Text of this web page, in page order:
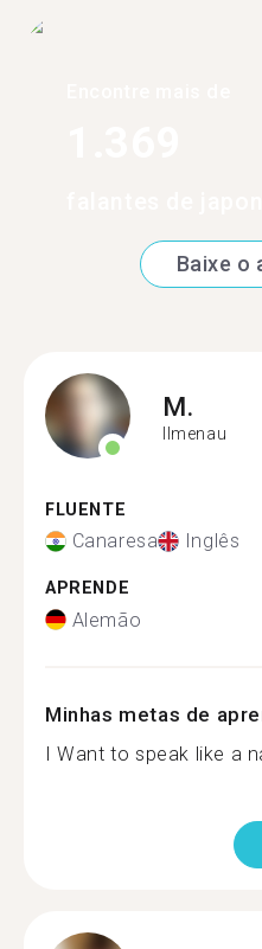
Baixe o
M.
Ilmenau
FLUENTE
Canaresa Inglês
APRENDE
Alemão
Minhas metas de
I Want to speak like a